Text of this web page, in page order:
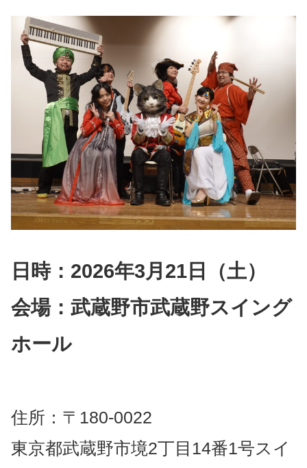
日時：2026年3月21日（土）
会場：武蔵野市武蔵野スイング
ホール
住所：〒180-0022
東京都武蔵野市境2丁目14番1号スイ